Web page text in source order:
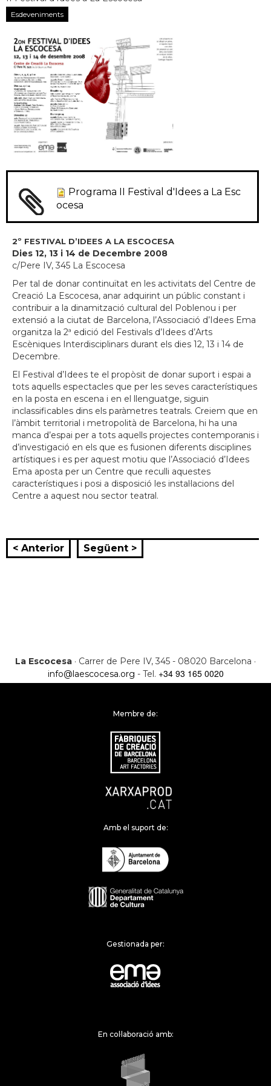
Esdeveniments
Programa II Festival d'Idees a La Esc
ocesa
2º FESTIVAL D’IDEES A LA ESCOCESA
Dies 12, 13 i 14 de Decembre 2008
c/Pere IV, 345 La Escocesa
Per tal de donar continuïtat en les activitats del Centre de
Creació La Escocesa, anar adquirint un públic constant i
contribuir a la dinamització cultural del Poblenou i per
extensió a la ciutat de Barcelona, l’Associació d’Idees Ema
organitza la 2ª edició del Festivals d’Idees d’Arts
Escèniques Interdisciplinars durant els dies 12, 13 i 14 de
Decembre.
El Festival d’Idees te el propòsit de donar suport i espai a
tots aquells espectacles que per les seves característiques
en la posta en escena i en el llenguatge, siguin
inclassificables dins els paràmetres teatrals. Creiem que en
l’àmbit territorial i metropolità de Barcelona, hi ha una
manca d’espai per a tots aquells projectes contemporanis i
d’investigació en els que es fusionen diferents disciplines
artístiques i es per aquest motiu que l’Associació d’Idees
Ema aposta per un Centre que reculli aquestes
característiques i posi a disposició les instal·lacions del
Centre a aquest nou sector teatral.
< Anterior Següent >
La Escocesa · Carrer de Pere IV, 345 - 08020 Barcelona ·
info@laescocesa.org - Tel. +34 93 165 0020
Membre de:
Amb el suport de:
Gestionada per:
En col·laboració amb: